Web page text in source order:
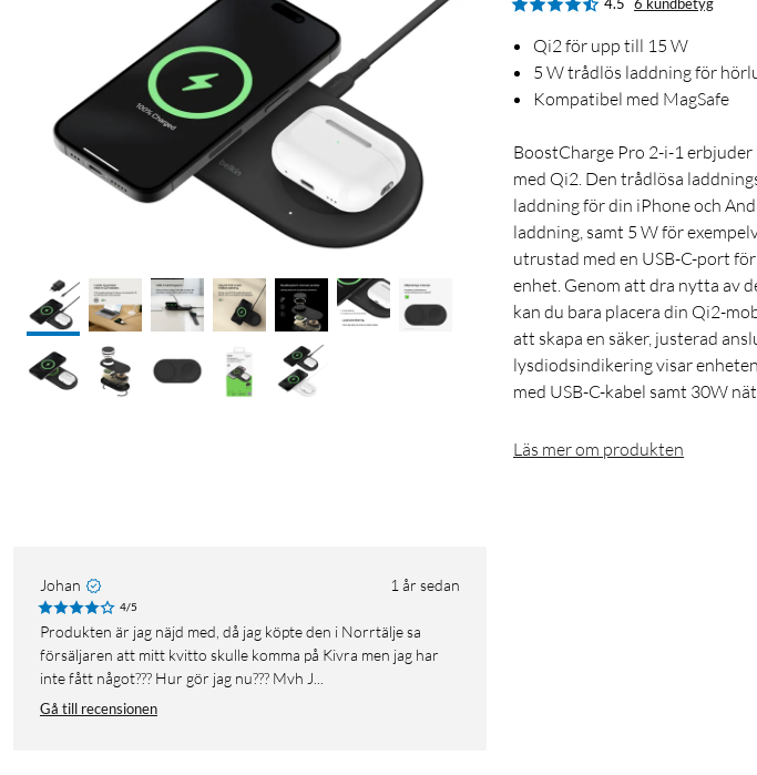
4.5 6 kundbetyg
Qi2 för upp till 15 W
5 W trådlös laddning för
Kompatibel med MagSafe
BoostCharge Pro 2-i-1
med Qi2. Den trådlösa
laddning för din iPhone och
laddning, samt 5 W för
utrustad med en USB-C-port
enhet. Genom att dra nytta av
kan du bara placera din Qi2-
att skapa en säker, justerad
lysdiodsindikering visar
med USB-C-kabel samt 30W
Läs mer om produkten
Johan 1 år sedan
4/5
Produkten är jag näjd med, då jag köpte den i Norrtälje sa
försäljaren att mitt kvitto skulle komma på Kivra men jag har
inte fått något??? Hur gör jag nu??? Mvh J...
Gå till recensionen